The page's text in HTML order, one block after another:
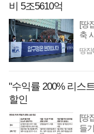
비 5조5610억
[땅
축
로
땅집
"수익률 200% 리스
할인
[땅
들